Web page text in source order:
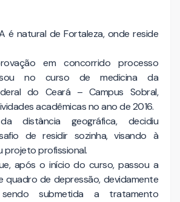
é natural de Fortaleza, onde reside
em concorrido processo
no curso de medicina da
do Ceará – Campus Sobral,
acadêmicas no ano de 2016.
distância geográfica, decidiu
de residir sozinha, visando à
projeto profissional.
após o início do curso, passou a
quadro de depressão, devidamente
sendo submetida a tratamento